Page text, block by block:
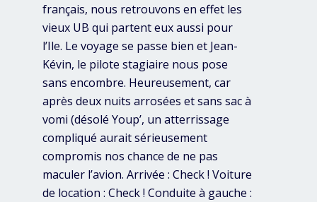
français, nous retrouvons en effet les
vieux UB qui partent eux aussi pour
l’Ile. Le voyage se passe bien et Jean-
Kévin, le pilote stagiaire nous pose
sans encombre. Heureusement, car
après deux nuits arrosées et sans sac à
vomi (désolé Youp’, un atterrissage
compliqué aurait sérieusement
compromis nos chance de ne pas
maculer l’avion. Arrivée : Check ! Voiture
de location : Check ! Conduite à gauche :